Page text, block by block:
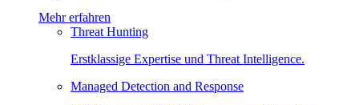
Mehr erfahren
Threat Hunting
Erstklassige Expertise und Threat Intelligence.
Managed Detection and Response